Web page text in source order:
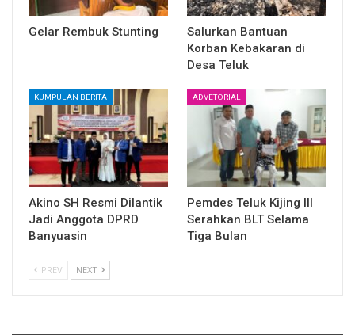
Gelar Rembuk Stunting
Salurkan Bantuan
Korban Kebakaran di
Desa Teluk
KUMPULAN BERITA
Akino SH Resmi Dilantik
Jadi Anggota DPRD
Banyuasin
ADVETORIAL
Pemdes Teluk Kijing III
Serahkan BLT Selama
Tiga Bulan
PREV NEXT